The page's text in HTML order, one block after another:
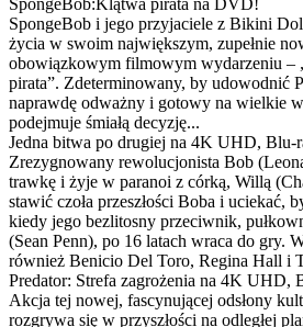
SpongeBob:Klątwa pirata na DVD!
SpongeBob i jego przyjaciele z Bikini
życia w swoim największym, zupełnie
obowiązkowym filmowym wydarzeniu –
pirata”. Zdeterminowany, by udowodnić
naprawdę odważny i gotowy na wielkie
podejmuje śmiałą decyzję...
Jedna bitwa po drugiej na 4K UHD,
Zrezygnowany rewolucjonista Bob
trawkę i żyje w paranoi z córką, Willą
stawić czoła przeszłości Boba i uciekać,
kiedy jego bezlitosny przeciwnik,
(Sean Penn), po 16 latach wraca do gry.
również Benicio Del Toro, Regina Hall i
Predator: Strefa zagrożenia na 4K
Akcja tej nowej, fascynującej odsłony
rozgrywa się w przyszłości na odległej